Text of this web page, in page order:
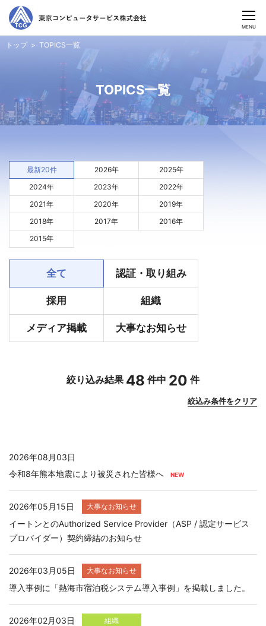
CLOSE
MENU
トップ TOPICS一覧
TOPICS一覧
最新20件 2026年
2025年
2024年
2023年
2022年
2021年
2020年
2019年
2018年
2017年
2016年
2015年
全て 認証・取り組み
採用 組織
メディア掲載 大事なお知らせ
絞込み条件をクリア
絞り込み結果 48 件中 20 件
2026年08月03日
令和8年熊本地震により被災された皆様へ
2026年05月15日 大事なお知らせ
イートンとのAuthorized Service Provider（ASP / 認定サービス
プロバイダー）契約締結のお知らせ
2026年03月05日 大事なお知らせ
導入事例に「熱海市宿泊税システム導入事例」を掲載しました。
2026年02月03日 組織